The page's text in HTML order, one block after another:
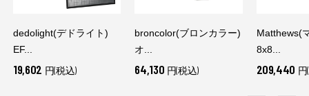
dedolight(デドライト)
EF...
19,602 円(税込)
broncolor(ブロンカラー)
オ...
64,130 円(税込)
Matthews(
8x8...
209,440 円